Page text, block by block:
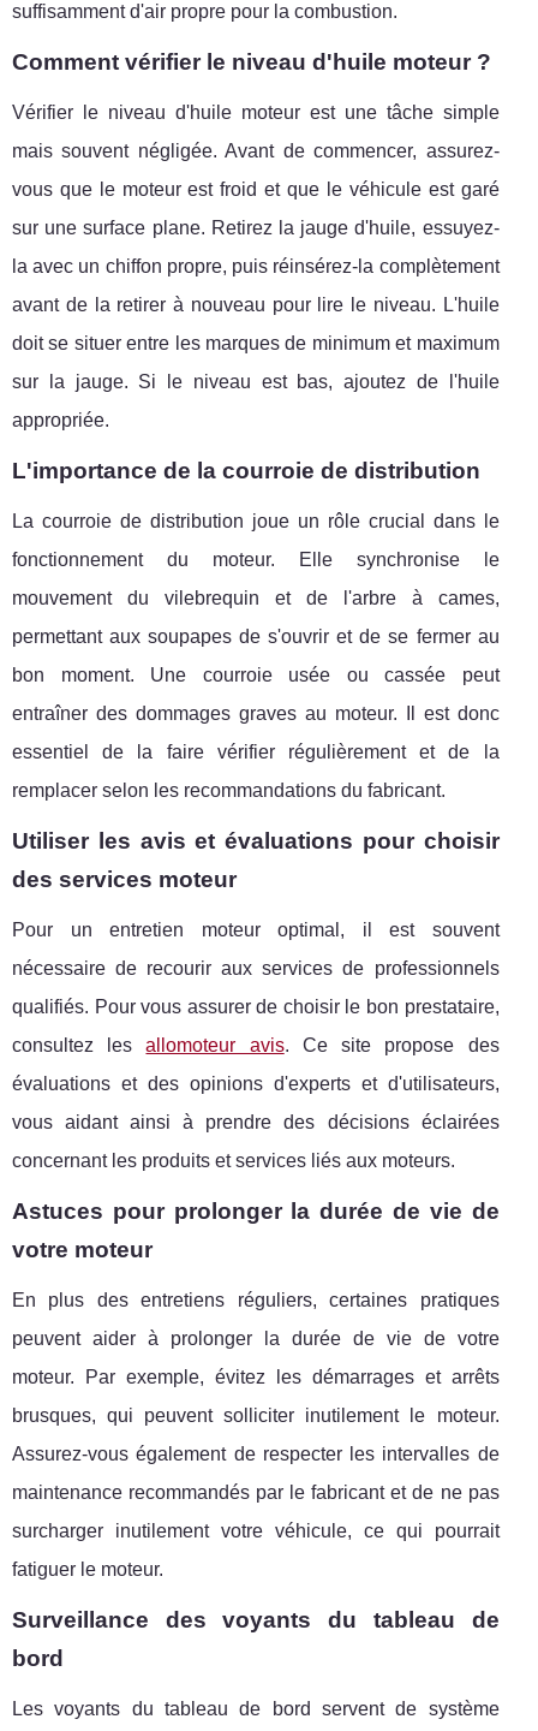
suffisamment d'air propre pour la combustion.
Comment vérifier le niveau d'huile moteur ?
Vérifier le niveau d'huile moteur est une tâche simple
mais souvent négligée. Avant de commencer, assurez-
vous que le moteur est froid et que le véhicule est garé
sur une surface plane. Retirez la jauge d'huile, essuyez-
la avec un chiffon propre, puis réinsérez-la complètement
avant de la retirer à nouveau pour lire le niveau. L'huile
doit se situer entre les marques de minimum et maximum
sur la jauge. Si le niveau est bas, ajoutez de l'huile
appropriée.
L'importance de la courroie de distribution
La courroie de distribution joue un rôle crucial dans le
fonctionnement du moteur. Elle synchronise le
mouvement du vilebrequin et de l'arbre à cames,
permettant aux soupapes de s'ouvrir et de se fermer au
bon moment. Une courroie usée ou cassée peut
entraîner des dommages graves au moteur. Il est donc
essentiel de la faire vérifier régulièrement et de la
remplacer selon les recommandations du fabricant.
Utiliser les avis et évaluations pour choisir
des services moteur
Pour un entretien moteur optimal, il est souvent
nécessaire de recourir aux services de professionnels
qualifiés. Pour vous assurer de choisir le bon prestataire,
consultez lesallomoteur avis. Ce site propose des
évaluations et des opinions d'experts et d'utilisateurs,
vous aidant ainsi à prendre des décisions éclairées
concernant les produits et services liés aux moteurs.
Astuces pour prolonger la durée de vie de
votre moteur
En plus des entretiens réguliers, certaines pratiques
peuvent aider à prolonger la durée de vie de votre
moteur. Par exemple, évitez les démarrages et arrêts
brusques, qui peuvent solliciter inutilement le moteur.
Assurez-vous également de respecter les intervalles de
maintenance recommandés par le fabricant et de ne pas
surcharger inutilement votre véhicule, ce qui pourrait
fatiguer le moteur.
Surveillance des voyants du tableau de
bord
Les voyants du tableau de bord servent de système